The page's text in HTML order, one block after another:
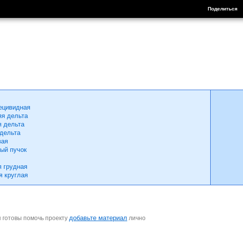
Поделиться
дельта
дельта
пучок
грудная
круглая
помочь проекту добавьте материал лично